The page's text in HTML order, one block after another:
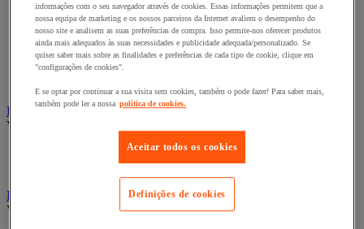
Acessórios para Quadro Elétrico
Bateria, carregador e cabo
Cabo Elétrico
Equipamento de Quadro Elétrico
Extensão, tira e enrolador
Ferramentas Elétricas
Ver todas as categorias
Ferramentas elétricas portáteis com fios
Ferramentas elétricas portáteis sem fios
Ferramentas elétricas portáteis - Acessórios
Ver todas as categorias
informações com o seu navegador através de cookies. Essas informações permitem que a
nossa equipa de marketing e os nossos parceiros da Internet avaliem o desempenho do
nosso site e analisem as suas preferências de compra. Isso permite-nos oferecer produtos
ainda mais adequados às suas necessidades e publicidade adequada/personalizado. Se
quiser saber mais sobre as finalidades e preferências de cada tipo de cookie, clique em
"configurações de cookies".
E se optar por continuar a sua visita sem cookies, também o pode fazer! Para saber mais,
também pode ler a nossa política de cookies.
Aceitar todos os cookies
Definições de cookies